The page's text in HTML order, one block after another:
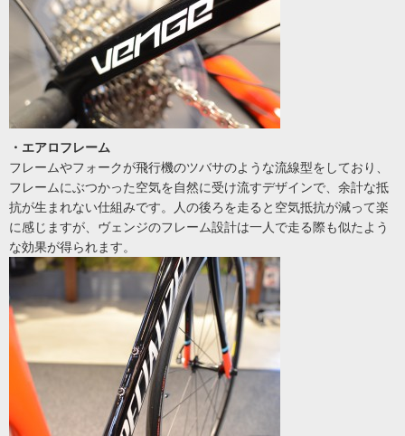
・エアロフレーム
フレームやフォークが飛行機のツバサのような流線型をしており、
フレームにぶつかった空気を自然に受け流すデザインで、余計な抵
抗が生まれない仕組みです。人の後ろを走ると空気抵抗が減って楽
に感じますが、ヴェンジのフレーム設計は一人で走る際も似たよう
な効果が得られます。